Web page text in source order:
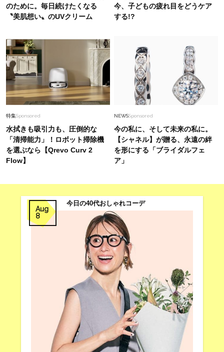
のために。毎日続けたくなる
〝美肌想い〟のUVクリーム
今、子どもの疲れ目をどうケア
する!?
特集Sponsored
水拭きも吸引力も、圧倒的な
「清掃能力」！ロボット掃除機
を選ぶなら【Qrevo Curv 2
Flow】
NEWSSponsored
今の私に、そして未来の私に。
【シャネル】が贈る、永遠の絆
を形にする「ブライダルフェ
ア」
Aug
8
今日の40代おしゃれコーデ